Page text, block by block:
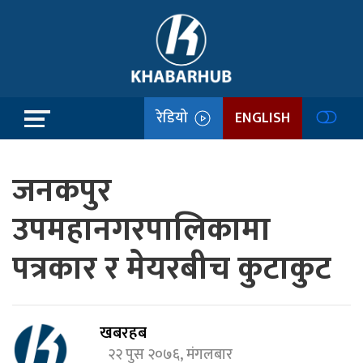
रेडियो ENGLISH
जनकपुर
उपमहानगरपालिकामा
पत्रकार र मेयरबीच कुटाकुट
खबरहब
२२ पुस २०७६, मंगलबार